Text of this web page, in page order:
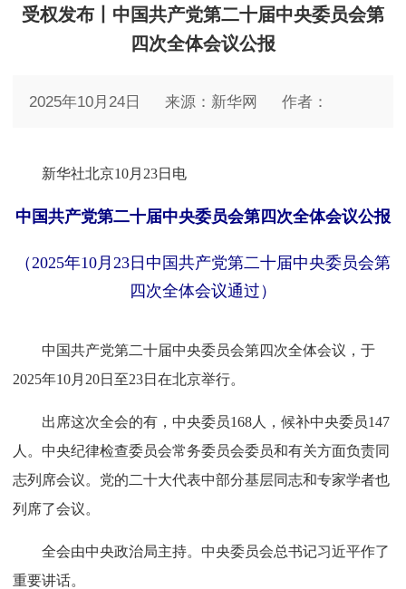
受权发布丨中国共产党第二十届中央委员会第
四次全体会议公报
2025年10月24日 来源：新华网 作者：
新华社北京10月23日电
中国共产党第二十届中央委员会第四次全体会议公报
（2025年10月23日中国共产党第二十届中央委员会第
四次全体会议通过）
中国共产党第二十届中央委员会第四次全体会议，于
2025年10月20日至23日在北京举行。
出席这次全会的有，中央委员168人，候补中央委员147
人。中央纪律检查委员会常务委员会委员和有关方面负责同
志列席会议。党的二十大代表中部分基层同志和专家学者也
列席了会议。
全会由中央政治局主持。中央委员会总书记习近平作了
重要讲话。